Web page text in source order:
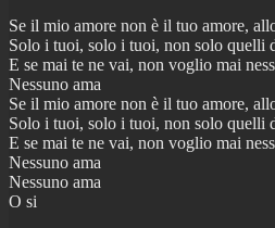
Se il mio amore non è il tuo amore,
Solo i tuoi, solo i tuoi, non solo quelli
E se mai te ne vai, non voglio mai
Nessuno ama
Se il mio amore non è il tuo amore,
Solo i tuoi, solo i tuoi, non solo quelli
E se mai te ne vai, non voglio mai
Nessuno ama
Nessuno ama
O si